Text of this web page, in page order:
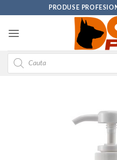
content
PRODUSE
Products
search